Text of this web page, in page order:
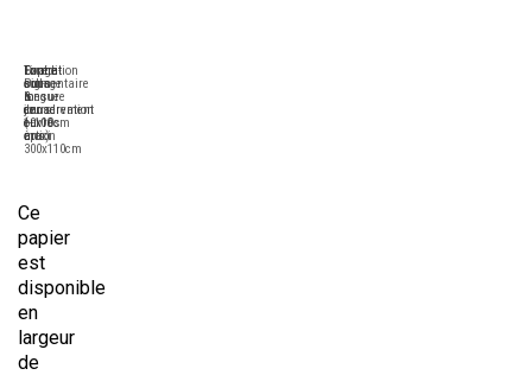
Tirage
Pigmentaire
longue
conservation
(+100
ans)
Format
sur-
mesure
de
10x10cm
à
300x110cm
Expédition
sous
6
jours
ouvrés
maxi
Contre-
collage
&
encadrement
en
option
Ce
papier
est
disponible
en
largeur
de